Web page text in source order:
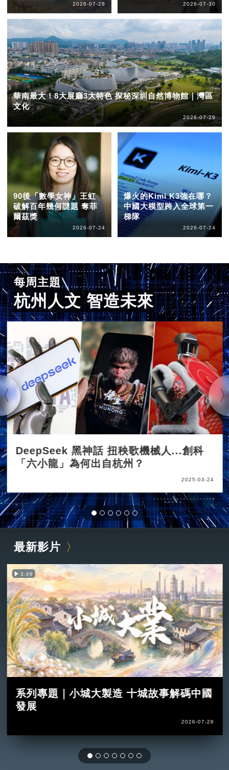
2026-07-28 2026-07-30
華南最大！8大展廳3大特色 探秘深圳自然博物館｜灣區
文化
2026-07-29
90後「數學女神」王虹
破解百年幾何謎題 奪菲
爾茲獎
2026-07-24
爆火的Kimi K3強在哪？
中國大模型跨入全球第一
梯隊
2026-07-24
每周主題
杭州人文 智造未來
DeepSeek 黑神話 扭秧歌機械人...創科
「六小龍」為何出自杭州？
2025-03-24
最新影片
3:49
系列專題｜小城大製造 十城故事解碼中國
發展
2026-07-28